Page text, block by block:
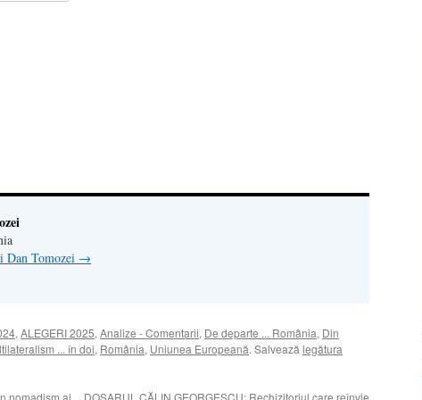
Dan Tomozei →
, ALEGERI 2025, Analize - Comentarii, De departe ... România, Din
... în doi, România, Uniunea Europeană. Salvează legătura
nomadism al DOSARUL CĂLIN GEORGESCU: Rechizitoriul care reînvie